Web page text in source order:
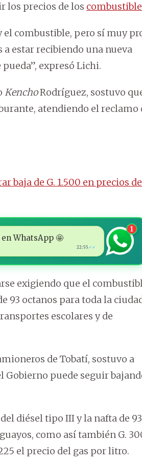
los precios de los
el combustible, pero sí muy
estar recibiendo una nueva
expresó Lichi.
KenchoRodríguez, sostuvo
atendiendo el reclamo
baja de G. 1.500 en precios de
WhatsApp 🤩
22:55 ✓✓
1
exigiendo que el
93 octanos para toda la
escolares y de
de Tobatí, sostuvo a
Gobierno puede seguir
diésel tipo III y la nafta de 93
como así también G.
el precio del gas por litro.